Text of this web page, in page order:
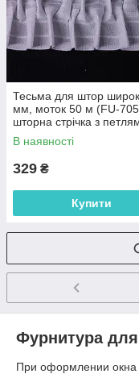
Тесьма для штор
мм, моток 50 м (FU-
шторна стрічка з
гачків
В наявності
329 ₴
Купити
Фурнитура
При оформлении